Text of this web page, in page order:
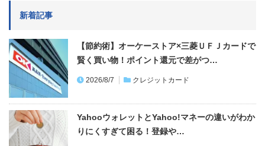
新着記事
【節約術】オーケーストア×三菱ＵＦＪカードで
賢く買い物！ポイント還元で差がつ…
2026/8/7 クレジットカード
YahooウォレットとYahoo!マネーの違いがわか
りにくすぎて困る！登録や…